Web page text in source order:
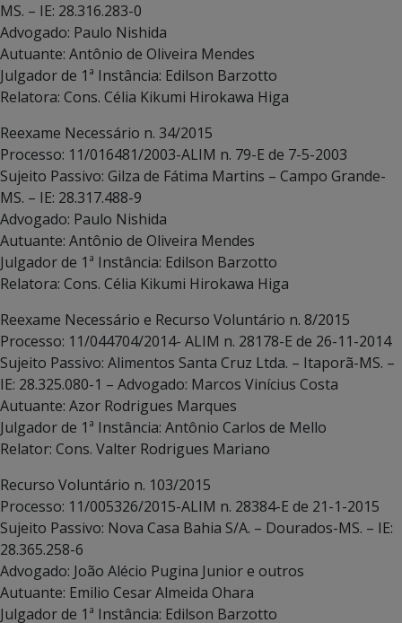
MS. – IE: 28.316.283-0
Advogado: Paulo Nishida
Autuante: Antônio de Oliveira Mendes
Julgador de 1ª Instância: Edilson Barzotto
Relatora: Cons. Célia Kikumi Hirokawa Higa
Reexame Necessário n. 34/2015
Processo: 11/016481/2003-ALIM n. 79-E de 7-5-2003
Sujeito Passivo: Gilza de Fátima Martins – Campo Grande-
MS. – IE: 28.317.488-9
Advogado: Paulo Nishida
Autuante: Antônio de Oliveira Mendes
Julgador de 1ª Instância: Edilson Barzotto
Relatora: Cons. Célia Kikumi Hirokawa Higa
Reexame Necessário e Recurso Voluntário n. 8/2015
Processo: 11/044704/2014- ALIM n. 28178-E de 26-11-2014
Sujeito Passivo: Alimentos Santa Cruz Ltda. – Itaporã-MS. –
IE: 28.325.080-1 – Advogado: Marcos Vinícius Costa
Autuante: Azor Rodrigues Marques
Julgador de 1ª Instância: Antônio Carlos de Mello
Relator: Cons. Valter Rodrigues Mariano
Recurso Voluntário n. 103/2015
Processo: 11/005326/2015-ALIM n. 28384-E de 21-1-2015
Sujeito Passivo: Nova Casa Bahia S/A. – Dourados-MS. – IE:
28.365.258-6
Advogado: João Alécio Pugina Junior e outros
Autuante: Emilio Cesar Almeida Ohara
Julgador de 1ª Instância: Edilson Barzotto